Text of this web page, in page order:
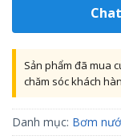
Sản phẩm đã mua
chăm sóc khách
Danh mục: Bơm